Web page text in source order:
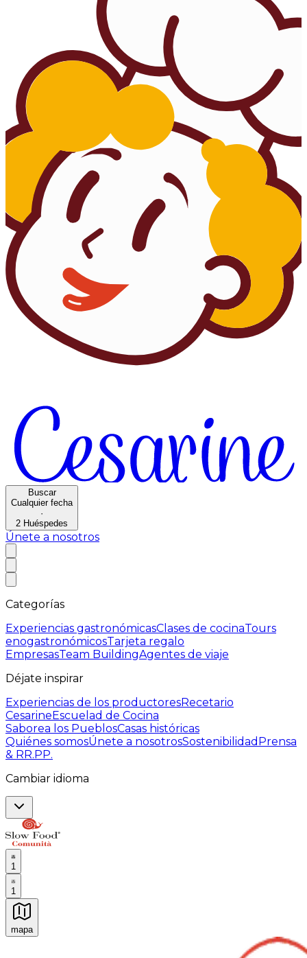
Buscar
Cualquier fecha
·
2 Huéspedes
Únete a nosotros
Categorías
Experiencias gastronómicasClases de cocinaTours
enogastronómicosTarjeta regalo
EmpresasTeam BuildingAgentes de viaje
Déjate inspirar
Experiencias de los productoresRecetario
CesarineEscuelad de Cocina
Saborea los PueblosCasas históricas
Quiénes somosÚnete a nosotrosSostenibilidad Prensa
& RR.PP.
Cambiar idioma
1
1
mapa
Experiencias culinarias inolvidables: Experiencias